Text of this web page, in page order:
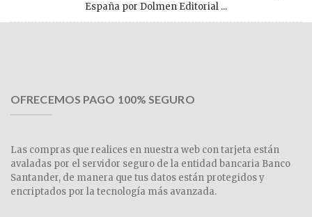
España por Dolmen Editorial ...
OFRECEMOS PAGO 100% SEGURO
Las compras que realices en nuestra web con tarjeta están
avaladas por el servidor seguro de la entidad bancaria Banco
Santander, de manera que tus datos están protegidos y
encriptados por la tecnología más avanzada.